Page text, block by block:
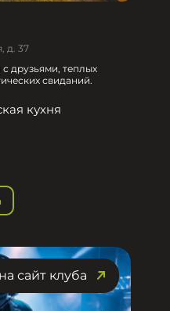
д. 37
друзьями, теплых
свиданий.
кухня
сайт клуба